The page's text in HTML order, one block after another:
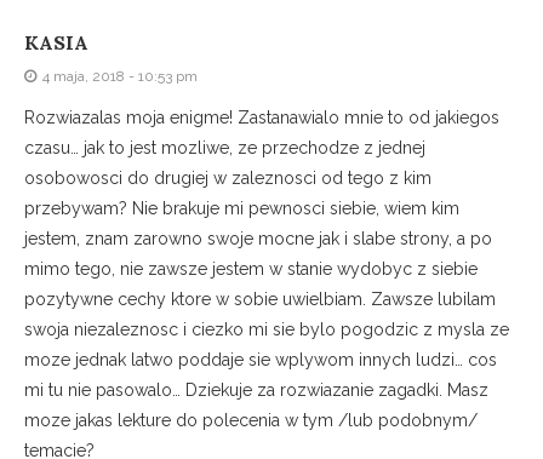
KASIA
4 maja, 2018 - 10:53 pm
Rozwiazalas moja enigme! Zastanawialo mnie to od jakiegos
czasu… jak to jest mozliwe, ze przechodze z jednej
osobowosci do drugiej w zaleznosci od tego z kim
przebywam? Nie brakuje mi pewnosci siebie, wiem kim
jestem, znam zarowno swoje mocne jak i slabe strony, a po
mimo tego, nie zawsze jestem w stanie wydobyc z siebie
pozytywne cechy ktore w sobie uwielbiam. Zawsze lubilam
swoja niezaleznosc i ciezko mi sie bylo pogodzic z mysla ze
moze jednak latwo poddaje sie wplywom innych ludzi… cos
mi tu nie pasowalo… Dziekuje za rozwiazanie zagadki. Masz
moze jakas lekture do polecenia w tym /lub podobnym/
temacie?